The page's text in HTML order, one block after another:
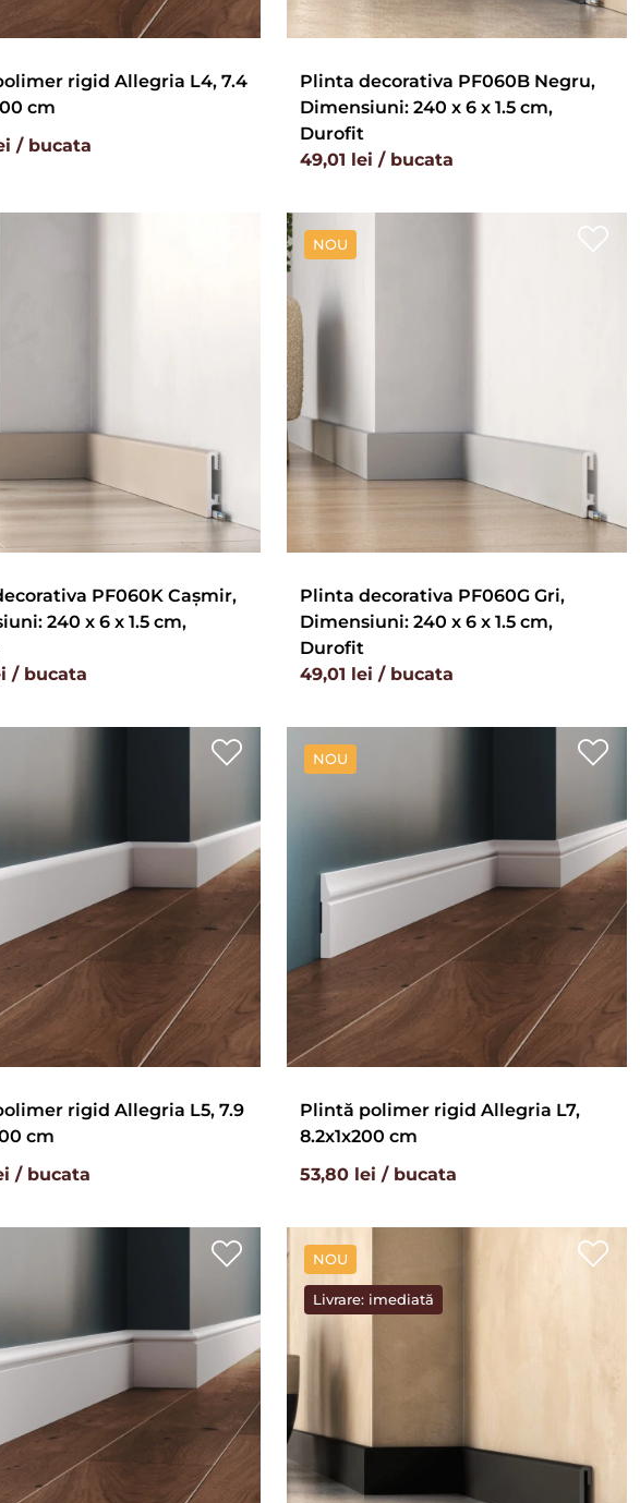
rigid Allegria L4, 7.4
cm
/ bucata
Plinta decorativa PF060B Negru,
Dimensiuni: 240 x 6 x 1.5 cm,
Durofit
49,01 lei / bucata
PF060K Cașmir,
240 x 6 x 1.5 cm,
/ bucata
NOU
Plinta decorativa PF060G Gri,
Dimensiuni: 240 x 6 x 1.5 cm,
Durofit
49,01 lei / bucata
rigid Allegria L5, 7.9
cm
/ bucata
NOU
Plintă polimer rigid Allegria L7,
8.2x1x200 cm
53,80 lei / bucata
NOU
Livrare: imediată